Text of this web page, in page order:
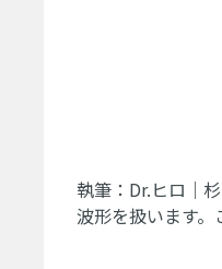
執筆：Dr.ヒロ｜
波形を扱います